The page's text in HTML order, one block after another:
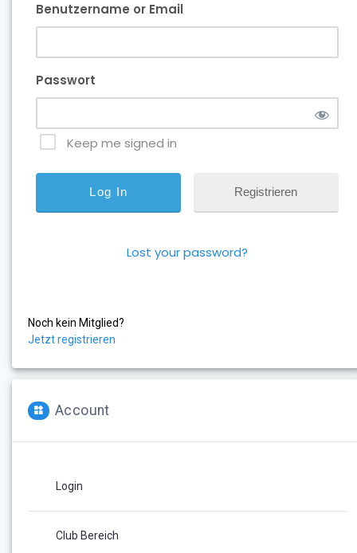
Benutzername or Email
Passwort
Keep me signed in
Registrieren
Lost your password?
Noch kein Mitglied?
Jetzt registrieren
Account
Login
Club Bereich